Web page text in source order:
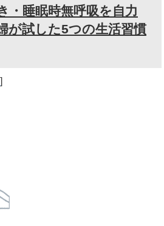
・睡眠時無呼吸を自力
が試した5つの生活習慣
]